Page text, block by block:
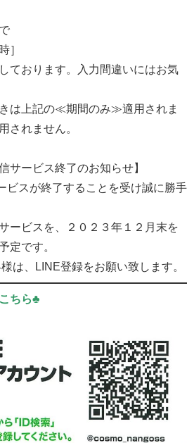
］
ております。入力間違いにはお気
は上記の≪期間のみ≫適用されま
されません。
サービス終了のお知らせ】
ビスが終了することを受け誠に勝手
ービスを、２０２３年１２月末を
定です。
は、LINE登録をお願い致します。
ちら♣